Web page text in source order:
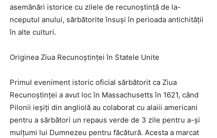
asemănări istorice cu zilele de recunoștință de la-
nceputul anului, sărbătorite însuși în perioada antichității
în alte culturi.
Originea Ziua Recunoștinței în Statele Unite
Primul eveniment istoric oficial sărbătorit ca Ziua
Recunoștinței a avut loc în Massachusetts în 1621, când
Pilonii ieșiți din angliolă au colaborat cu alaiii americani
pentru a sărbători un repaus verde de 3 zile pentru a-și
mulțumi lui Dumnezeu pentru făcătură. Acesta a marcat